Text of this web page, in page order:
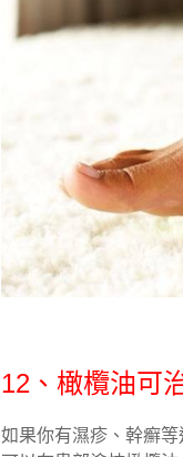
12、橄欖油可
如果你有濕疹、幹癬